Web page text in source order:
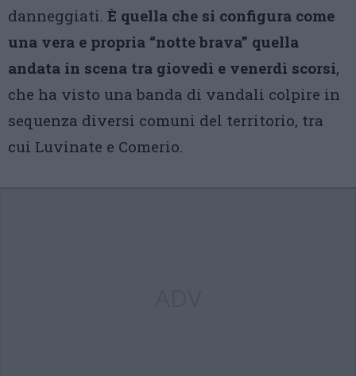
danneggiati. È quella che si configura come
una vera e propria “notte brava” quella
andata in scena tra giovedì e venerdì scorsi,
che ha visto una banda di vandali colpire in
sequenza diversi comuni del territorio, tra
cui Luvinate e Comerio.